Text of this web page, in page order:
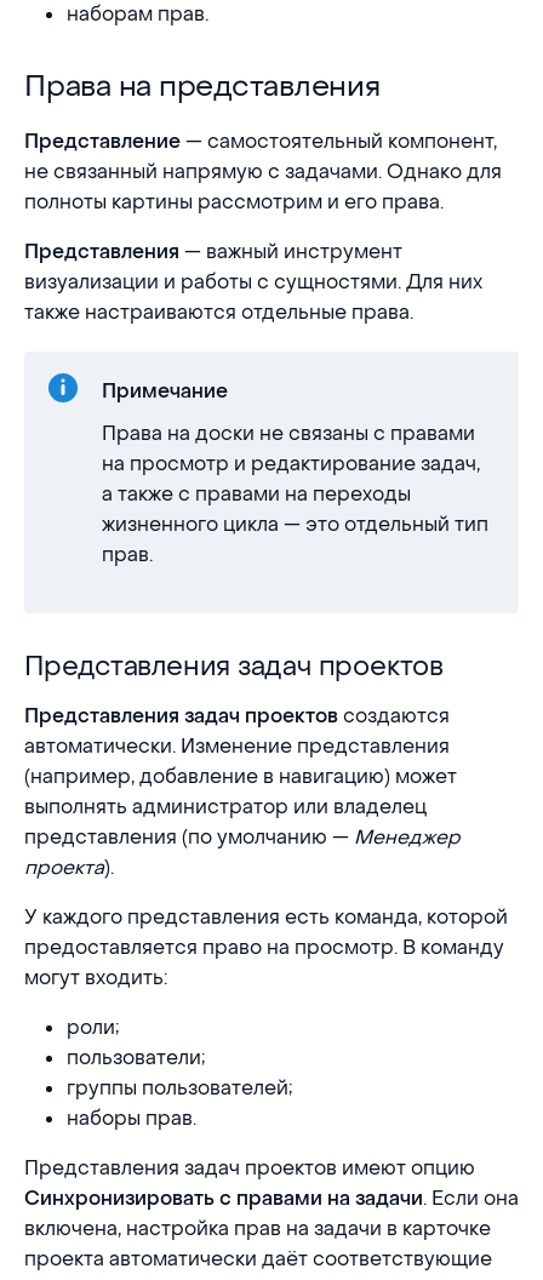
наборам прав.
Права на представления
Права на представления
Представление — самостоятельный компонент,
не связанный напрямую с задачами. Однако для
полноты картины рассмотрим и его права.
Представления — важный инструмент
визуализации и работы с сущностями. Для них
также настраиваются отдельные права.
Примечание
Права на доски не связаны с правами
на просмотр и редактирование задач,
а также с правами на переходы
жизненного цикла — это отдельный тип
прав.
Представления задач проектов
Представления задач проектов
Представления задач проектов создаются
автоматически. Изменение представления
(например, добавление в навигацию) может
выполнять администратор или владелец
представления (по умолчанию — Менеджер
проекта).
У каждого представления есть команда, которой
предоставляется право на просмотр. В команду
могут входить:
роли;
пользователи;
группы пользователей;
наборы прав.
Представления задач проектов имеют опцию
Синхронизировать с правами на задачи. Если она
включена, настройка прав на задачи в карточке
проекта автоматически даёт соответствующие